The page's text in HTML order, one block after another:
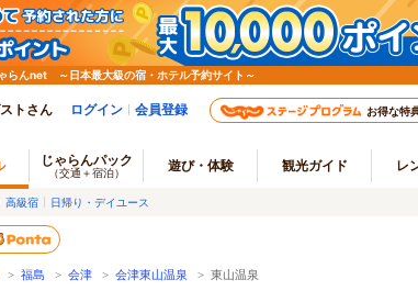
らんnet ～日本最大級の宿・ホテル予約サイト～
トさん ログイン 会員登録 お得な特
じゃらんパック
（交通＋宿泊） 遊び・体験 観光ガイド レ
高級宿 日帰り・デイユース
> 福島 > 会津 > 会津東山温泉 > 東山温泉